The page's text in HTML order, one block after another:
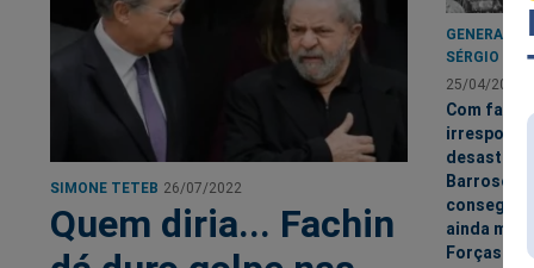
SIMONE TETEB 26/07/2022
Quem diria... Fachin
GENERAL
SÉRGIO
25/04/2022
Com fala
desastrada,
Barroso
consegue
ainda
Forças